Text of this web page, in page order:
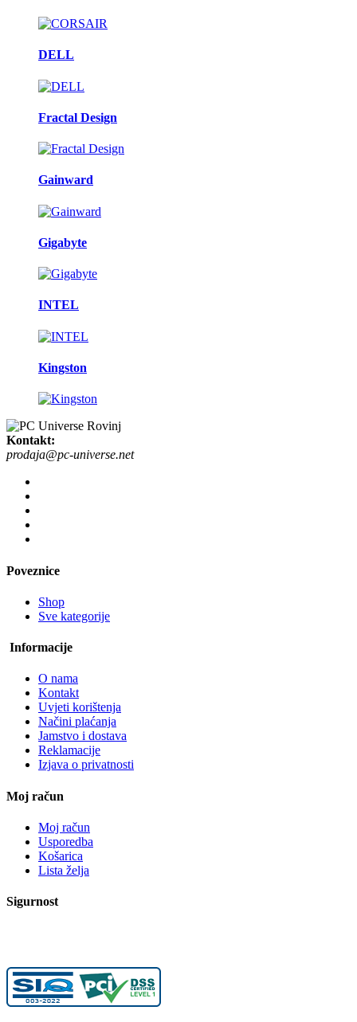
DELL
Fractal Design
Gainward
Gigabyte
INTEL
Kingston
Kontakt:
prodaja@pc-universe.net
Poveznice
Shop
Sve kategorije
Informacije
O nama
Kontakt
Uvjeti korištenja
Načini plaćanja
Jamstvo i dostava
Reklamacije
Izjava o privatnosti
Moj račun
Moj račun
Usporedba
Košarica
Lista želja
Sigurnost